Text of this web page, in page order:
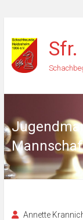
Inhalt
springen
Annette